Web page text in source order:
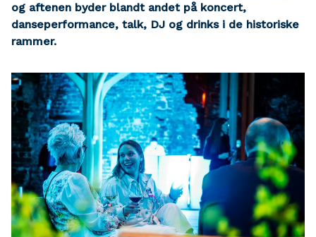
og aftenen byder blandt andet på koncert,
danseperformance, talk, DJ og drinks i de historiske
rammer.